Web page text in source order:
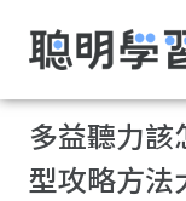
多益聽力該
型攻略方法